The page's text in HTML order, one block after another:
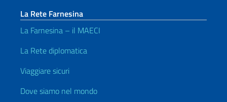
La Rete Farnesina
La Farnesina – il MAECI
La Rete diplomatica
Viaggiare sicuri
Dove siamo nel mondo